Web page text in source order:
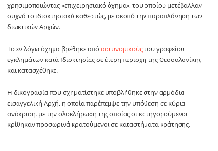
χρησιμοποιώντας «επιχειρησιακό όχημα», του οποίου μετέβαλλαν
συχνά το ιδιοκτησιακό καθεστώς, με σκοπό την παραπλάνηση των
διωκτικών Αρχών.
Το εν λόγω όχημα βρέθηκε από αστυνομικούςτου γραφείου
εγκλημάτων κατά Ιδιοκτησίας σε έτερη περιοχή της Θεσσαλονίκης
και κατασχέθηκε.
Η δικογραφία που σχηματίστηκε υποβλήθηκε στην αρμόδια
εισαγγελική Αρχή, η οποία παρέπεμψε την υπόθεση σε κύρια
ανάκριση, με την ολοκλήρωση της οποίας οι κατηγορούμενοι
κρίθηκαν προσωρινά κρατούμενοι σε καταστήματα κράτησης.